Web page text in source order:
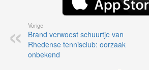
Vorige
Brand verwoest schuurtje van
Rhedense tennisclub: oorzaak
onbekend